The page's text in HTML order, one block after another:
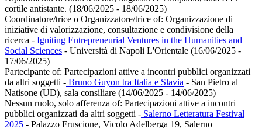
cortile antistante. (18/06/2025 - 18/06/2025)
Coordinatore/trice o Organizzatore/trice of: Organizzazione di
iniziative di valorizzazione, consultazione e condivisione della
ricerca - Igniting Entrepreneurial Ventures in the Humanities and
Social Sciences - Università di Napoli L'Orientale (16/06/2025 -
17/06/2025)
Partecipante of: Partecipazioni attive a incontri pubblici organizzati
da altri soggetti - Bruno Guyon tra Italia e Slavia - San Pietro al
Natisone (UD), sala consiliare (14/06/2025 - 14/06/2025)
Nessun ruolo, solo afferenza of: Partecipazioni attive a incontri
pubblici organizzati da altri soggetti - Salerno Letteratura Festival
2025 - Palazzo Fruscione, Vicolo Adelberga 19, Salerno